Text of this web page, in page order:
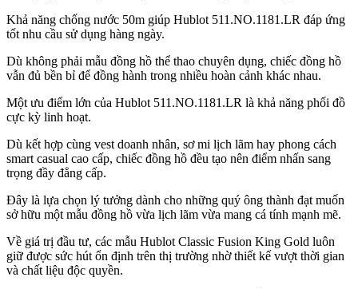
Khả năng chống nước 50m giúp Hublot 511.NO.1181.LR đáp ứng
tốt nhu cầu sử dụng hàng ngày.
Dù không phải mẫu đồng hồ thể thao chuyên dụng, chiếc đồng hồ
vẫn đủ bền bỉ để đồng hành trong nhiều hoàn cảnh khác nhau.
Một ưu điểm lớn của Hublot 511.NO.1181.LR là khả năng phối đồ
cực kỳ linh hoạt.
Dù kết hợp cùng vest doanh nhân, sơ mi lịch lãm hay phong cách
smart casual cao cấp, chiếc đồng hồ đều tạo nên điểm nhấn sang
trọng đầy đẳng cấp.
Đây là lựa chọn lý tưởng dành cho những quý ông thành đạt muốn
sở hữu một mẫu đồng hồ vừa lịch lãm vừa mang cá tính mạnh mẽ.
Về giá trị đầu tư, các mẫu Hublot Classic Fusion King Gold luôn
giữ được sức hút ổn định trên thị trường nhờ thiết kế vượt thời gian
và chất liệu độc quyền.